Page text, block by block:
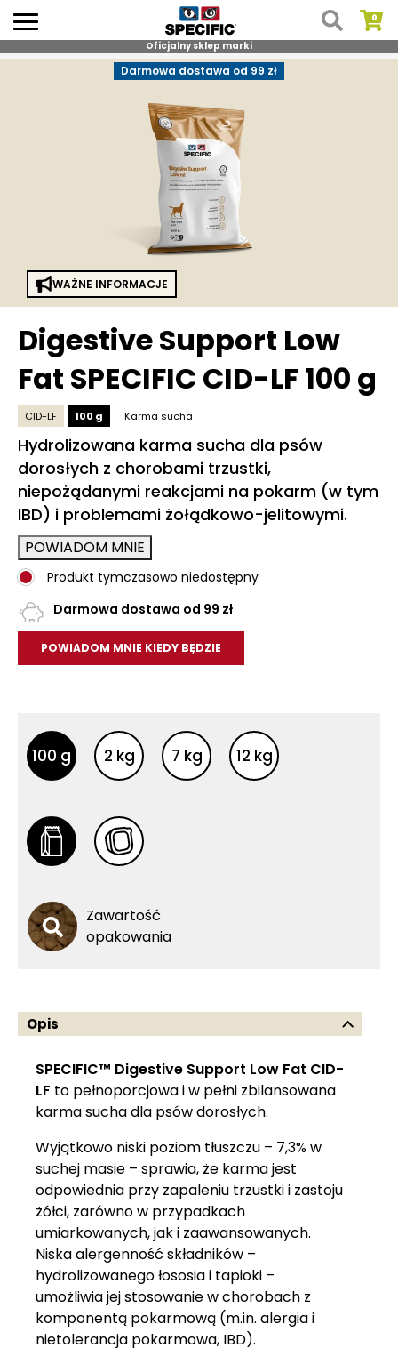
Skip
Oficjalny sklep marki
Darmowa dostawa od 99 zł
WAŻNE INFORMACJE
Digestive Support Low
Fat SPECIFIC CID-LF 100 g
CID-LF 100 g Karma sucha
Hydrolizowana karma sucha dla psów
dorosłych z chorobami trzustki,
niepożądanymi reakcjami na pokarm (w tym
IBD) i problemami żołądkowo-jelitowymi.
POWIADOM MNIE
Produkt tymczasowo niedostępny
Darmowa dostawa od 99 zł
POWIADOM MNIE KIEDY BĘDZIE
Inne opakowania
100 g 2 kg 7 kg 12 kg
Inne opakowania
Zawartość
opakowania
Opis
SPECIFIC™ Digestive Support Low Fat CID-
LF to pełnoporcjowa i w pełni zbilansowana
karma sucha dla psów dorosłych.
Wyjątkowo niski poziom tłuszczu – 7,3% w
suchej masie – sprawia, że karma jest
odpowiednia przy zapaleniu trzustki i zastoju
żółci, zarówno w przypadkach
umiarkowanych, jak i zaawansowanych.
Niska alergenność składników –
hydrolizowanego łososia i tapioki –
umożliwia jej stosowanie w chorobach z
komponentą pokarmową (m.in. alergia i
nietolerancja pokarmowa, IBD).